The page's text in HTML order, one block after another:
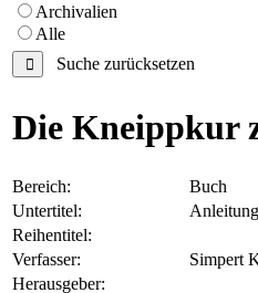
Archivalien
Alle
Suche zurücksetzen
Die Kneippkur
Bereich:
Buch
Untertitel:
Reihentitel:
Verfasser:
Simpert
Herausgeber: